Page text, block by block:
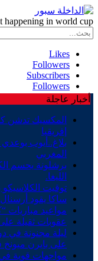
happening in world cup
Likes
Followers
Subscribers
Followers
أخبار عاجلة
إفريقيا
بلاغ..أيوب
المغربي
برشلونة يحسم
الليغا.
توقيت الكلاسيكو
ساكا يقود أرسنال
مواعيد مباريات
عقوبات ثقيلة
ليلة مجنونة في
على بايرن ميونخ
مواجهات قوية